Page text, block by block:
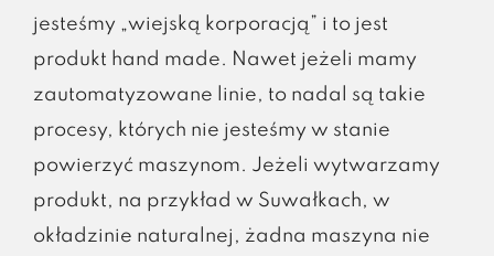
jesteśmy „wiejską korporacją” i to jest
produkt hand made. Nawet jeżeli mamy
zautomatyzowane linie, to nadal są takie
procesy, których nie jesteśmy w stanie
powierzyć maszynom. Jeżeli wytwarzamy
produkt, na przykład w Suwałkach, w
okładzinie naturalnej, żadna maszyna nie